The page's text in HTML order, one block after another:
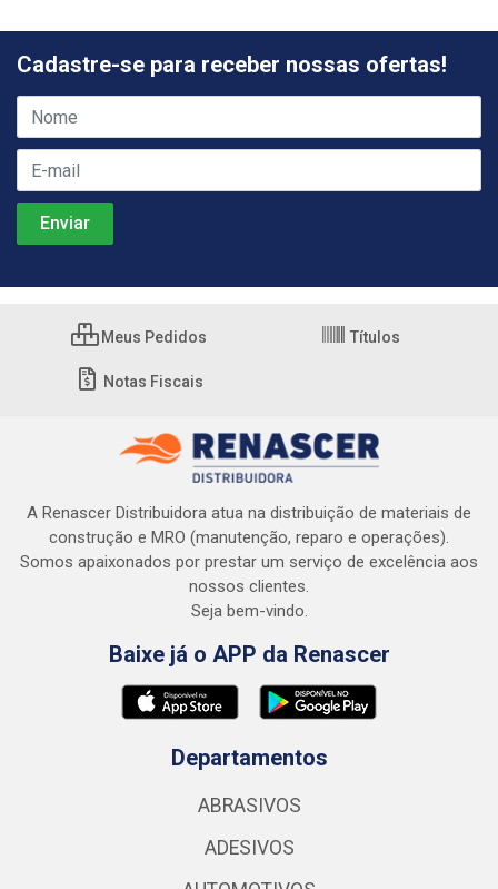
Cadastre-se para receber nossas ofertas!
Meus Pedidos Títulos
Notas Fiscais
A Renascer Distribuidora atua na distribuição de materiais de
construção e MRO (manutenção, reparo e operações).
Somos apaixonados por prestar um serviço de excelência aos
nossos clientes.
Seja bem-vindo.
Baixe já o APP da Renascer
Departamentos
ABRASIVOS
ADESIVOS